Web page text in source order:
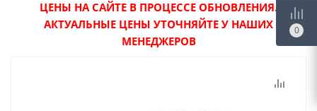
ЦЕНЫ НА САЙТЕ В ПРОЦЕССЕ ОБНОВЛЕНИЯ.
АКТУАЛЬНЫЕ ЦЕНЫ УТОЧНЯЙТЕ У НАШИХ
МЕНЕДЖЕРОВ
0